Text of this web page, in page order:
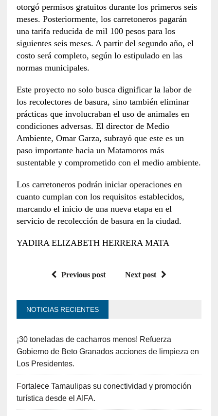
otorgó permisos gratuitos durante los primeros seis
meses. Posteriormente, los carretoneros pagarán
una tarifa reducida de mil 100 pesos para los
siguientes seis meses. A partir del segundo año, el
costo será completo, según lo estipulado en las
normas municipales.
Este proyecto no solo busca dignificar la labor de
los recolectores de basura, sino también eliminar
prácticas que involucraban el uso de animales en
condiciones adversas. El director de Medio
Ambiente, Omar Garza, subrayó que este es un
paso importante hacia un Matamoros más
sustentable y comprometido con el medio ambiente.
Los carretoneros podrán iniciar operaciones en
cuanto cumplan con los requisitos establecidos,
marcando el inicio de una nueva etapa en el
servicio de recolección de basura en la ciudad.
YADIRA ELIZABETH HERRERA MATA
Previous post Next post
NOTICIAS RECIENTES
¡30 toneladas de cacharros menos! Refuerza
Gobierno de Beto Granados acciones de limpieza en
Los Presidentes.
Fortalece Tamaulipas su conectividad y promoción
turística desde el AIFA.